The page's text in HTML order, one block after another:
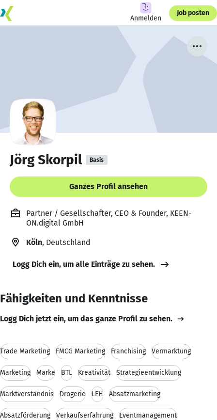
Anmelden
Job posten
Jörg Skorpil Basis
Ganzes Profil ansehen
Partner / Gesellschafter, CEO & Founder, KEEN-
ON.digital GmbH
Köln, Deutschland
Logg Dich ein, um alle Einträge zu sehen.
Fähigkeiten und Kenntnisse
Logg Dich jetzt ein, um das ganze Profil zu sehen.
Trade Marketing FMCG Marketing Franchising Vermarktung
Marketing Marke BTL Kreativität Strategieentwicklung
Marktverständnis Drogerie LEH Absatzmarketing
Absatzförderung Verkaufserfahrung Eventmanagement